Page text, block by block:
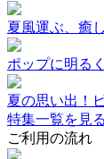
夏風運ぶ、癒
ポップに明る
夏の思い出！
特集一覧を見る
ご利用の流れ